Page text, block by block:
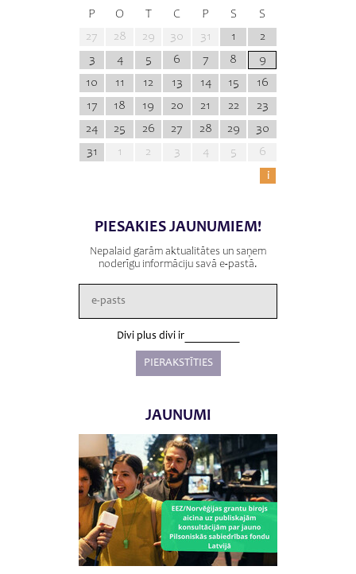
P O T C P S
S
27
28 29 30 31 1
2
3
4 5 6 7 8
9
10
11 12 13 14 15
16
17
18 19 20 21 22
23
24
25 26 27 28 29
30
31
1 2 3 4 5
6
i
PIESAKIES JAUNUMIEM!
Nepalaid garām aktualitātes un saņem
noderīgu informāciju savā e-pastā.
Divi plus divi ir
JAUNUMI